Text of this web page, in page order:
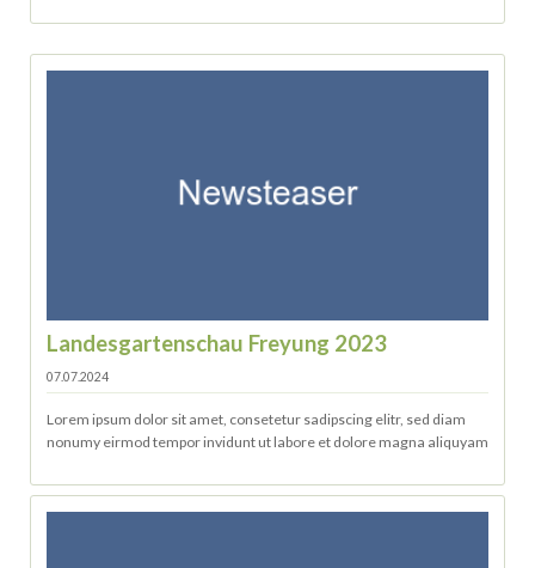
Landesgartenschau Freyung 2023
07.07.2024
Lorem ipsum dolor sit amet, consetetur sadipscing elitr, sed diam
nonumy eirmod tempor invidunt ut labore et dolore magna aliquyam